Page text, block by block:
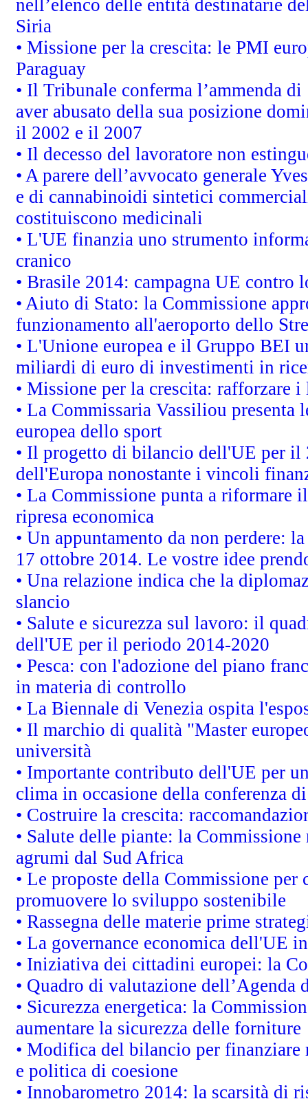
nell’elenco delle entità destinatarie
Siria
• Missione per la crescita: le PMI
Paraguay
• Il Tribunale conferma l’ammenda
aver abusato della sua posizione
il 2002 e il 2007
• Il decesso del lavoratore non
• A parere dell’avvocato generale
e di cannabinoidi sintetici
costituiscono medicinali
• L'UE finanzia uno strumento
cranico
• Brasile 2014: campagna UE contro
• Aiuto di Stato: la Commissione
funzionamento all'aeroporto dello
• L'Unione europea e il Gruppo BEI
miliardi di euro di investimenti in
• Missione per la crescita: rafforzare
• La Commissaria Vassiliou
europea dello sport
• Il progetto di bilancio dell'UE per il
dell'Europa nonostante i vincoli
• La Commissione punta a riformare
ripresa economica
• Un appuntamento da non perdere:
17 ottobre 2014. Le vostre idee
• Una relazione indica che la
slancio
• Salute e sicurezza sul lavoro: il
dell'UE per il periodo 2014-2020
• Pesca: con l'adozione del piano
in materia di controllo
• La Biennale di Venezia ospita
• Il marchio di qualità "Master
università
• Importante contributo dell'UE per
clima in occasione della conferenza
• Costruire la crescita:
• Salute delle piante: la
agrumi dal Sud Africa
• Le proposte della Commissione
promuovere lo sviluppo sostenibile
• Rassegna delle materie prime
• La governance economica dell'UE
• Iniziativa dei cittadini europei: la
• Quadro di valutazione
• Sicurezza energetica: la
aumentare la sicurezza delle forniture
• Modifica del bilancio per finanziare
e politica di coesione
• Innobarometro 2014: la scarsità di